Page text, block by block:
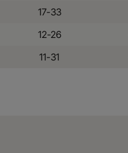
17-33
12-26
11-31